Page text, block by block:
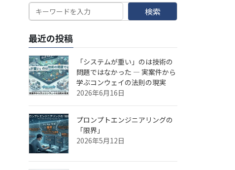
検索
最近の投稿
「システムが重い」のは技術の
問題ではなかった — 実案件から
学ぶコンウェイの法則の現実
2026年6月16日
プロンプトエンジニアリングの
「限界」
2026年5月12日